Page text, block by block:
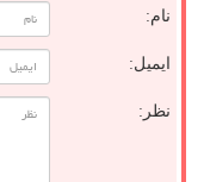
نام:
ایمیل:
نظر: